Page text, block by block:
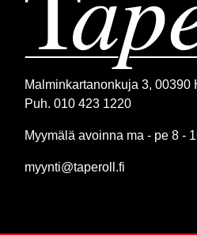
Malminkartanonkuja 3, 00390
Puh. 010 423 1220
Myymälä avoinna ma - pe 8 -
myynti@taperoll.fi